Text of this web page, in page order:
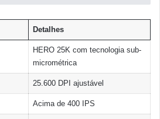
Detalhes
HERO 25K com tecnologia sub-
micrométrica
25.600 DPI ajustável
Acima de 400 IPS